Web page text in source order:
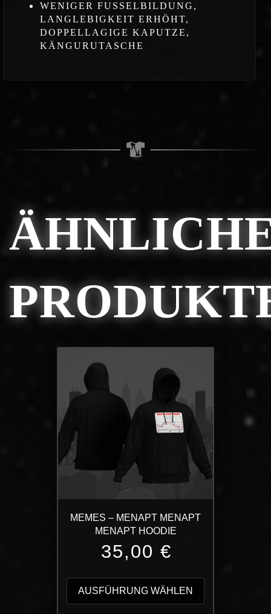
WENIGER FUSSELBILDUNG,
LANGLEBIGKEIT ERHÖHT,
DOPPELLAGIGE KAPUTZE,
KÄNGURUTASCHE
MEMES – MENAPT MENAPT
MENAPT HOODIE
35,00 €
AUSFÜHRUNG WÄHLEN
weist